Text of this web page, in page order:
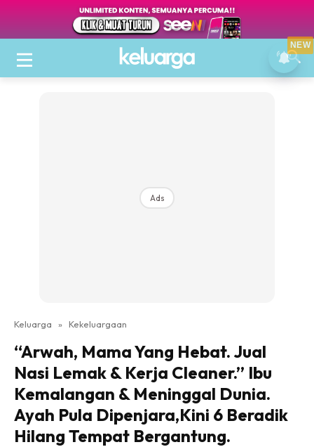
Ads
Keluarga » Kekeluargaan
“Arwah, Mama Yang Hebat. Jual
Nasi Lemak & Kerja Cleaner.” Ibu
Kemalangan & Meninggal Dunia.
Ayah Pula Dipenjara,Kini 6 Beradik
Hilang Tempat Bergantung.
NEW